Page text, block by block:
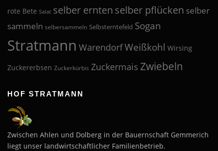
rote Bete Salat selber ernten selber pflücken selber
sammeln selbersammeln Selbsterntefeld Sogan
Stratmann WarendorfWeißkohl Wirsing
Zuckererbsen Zuckerkürbis Zuckermais Zwiebeln
HOF STRATMANN
Zwischen Ahlen und Dolberg in der Bauernschaft Gemmerich
liegt unser landwirtschaftlicher Familienbetrieb.